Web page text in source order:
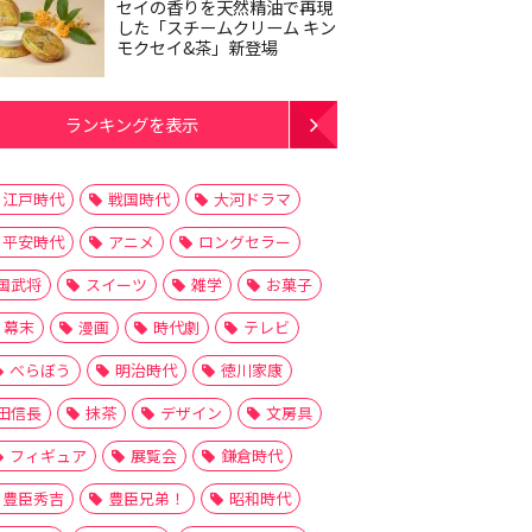
セイの香りを天然精油で再現
した「スチームクリーム キン
モクセイ&茶」新登場
ランキングを表示
江戸時代 戦国時代
大河ドラマ
平安時代
アニメ
ロングセラー
武将
スイーツ 雑学
お菓子
幕末
漫画 時代劇
テレビ
べらぼう
明治時代
徳川家康
信長
抹茶 デザイン
文房具
フィギュア
展覧会
鎌倉時代
豊臣秀吉
豊臣兄弟！
昭和時代